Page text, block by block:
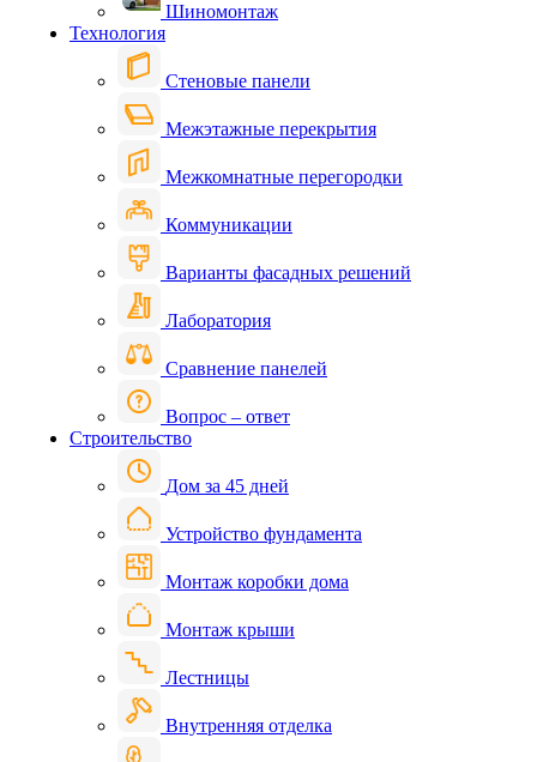
Шиномонтаж
Технология
Стеновые панели
Межэтажные перекрытия
Межкомнатные перегородки
Коммуникации
Варианты фасадных решений
Лаборатория
Сравнение панелей
Вопрос – ответ
Строительство
Дом за 45 дней
Устройство фундамента
Монтаж коробки дома
Монтаж крыши
Лестницы
Внутренняя отделка